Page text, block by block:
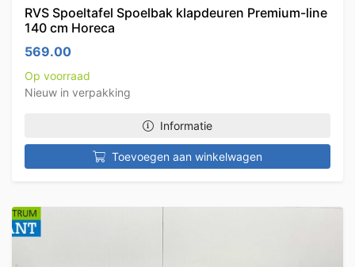
RVS Spoeltafel Spoelbak klapdeuren Premium-line
140 cm Horeca
569.00
Op voorraad
Nieuw in verpakking
Informatie
Toevoegen aan winkelwagen